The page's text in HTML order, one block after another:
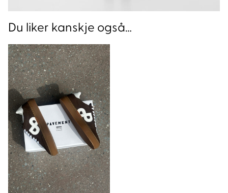
Du liker kanskje også…